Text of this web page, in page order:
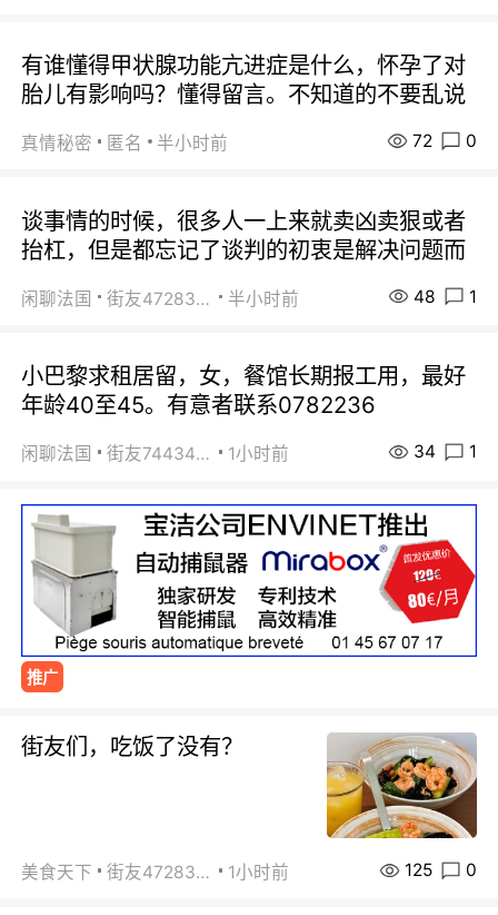
有谁懂得甲状腺功能亢进症是什么，怀孕了对
胎儿有影响吗？懂得留言。不知道的不要乱说
真情秘密 匿名 半小时前 72 0
谈事情的时候，很多人一上来就卖凶卖狠或者
抬杠，但是都忘记了谈判的初衷是解决问题而
闲聊法国 街友472838572 半小时前 48 1
小巴黎求租居留，女，餐馆长期报工用，最好
年龄40至45。有意者联系0782236
闲聊法国 街友74434350 1小时前 34 1
推广
街友们，吃饭了没有？
美食天下 街友472838572 1小时前 125 0